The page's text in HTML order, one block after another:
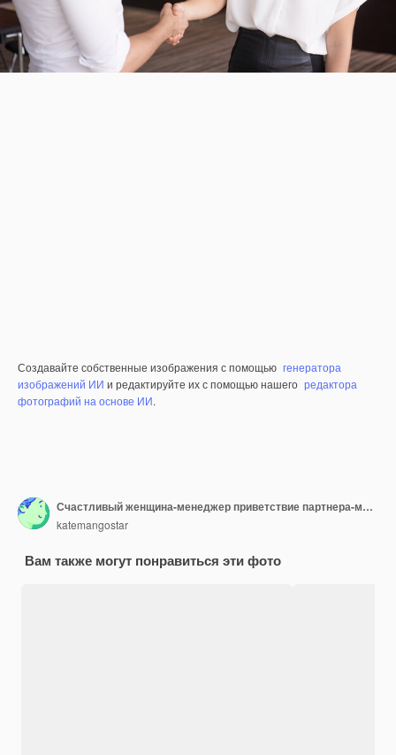
Создавайте собственные изображения с помощью генератора
изображений ИИ и редактируйте их с помощью нашего редактора
фотографий на основе ИИ.
Счастливый женщина-менеджер приветствие партнера-мужчины с рукопожатие.
katemangostar
Вам также могут понравиться эти фото